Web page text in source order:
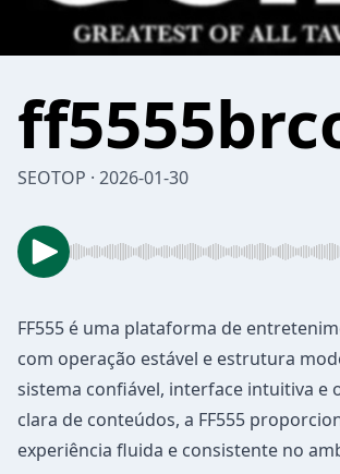
SEOTOP · 2026-01-30
FF555 é uma plataforma de
com operação estável e estrutura
sistema confiável, interface intuitiva e
clara de conteúdos, a FF555
experiência fluida e consistente no